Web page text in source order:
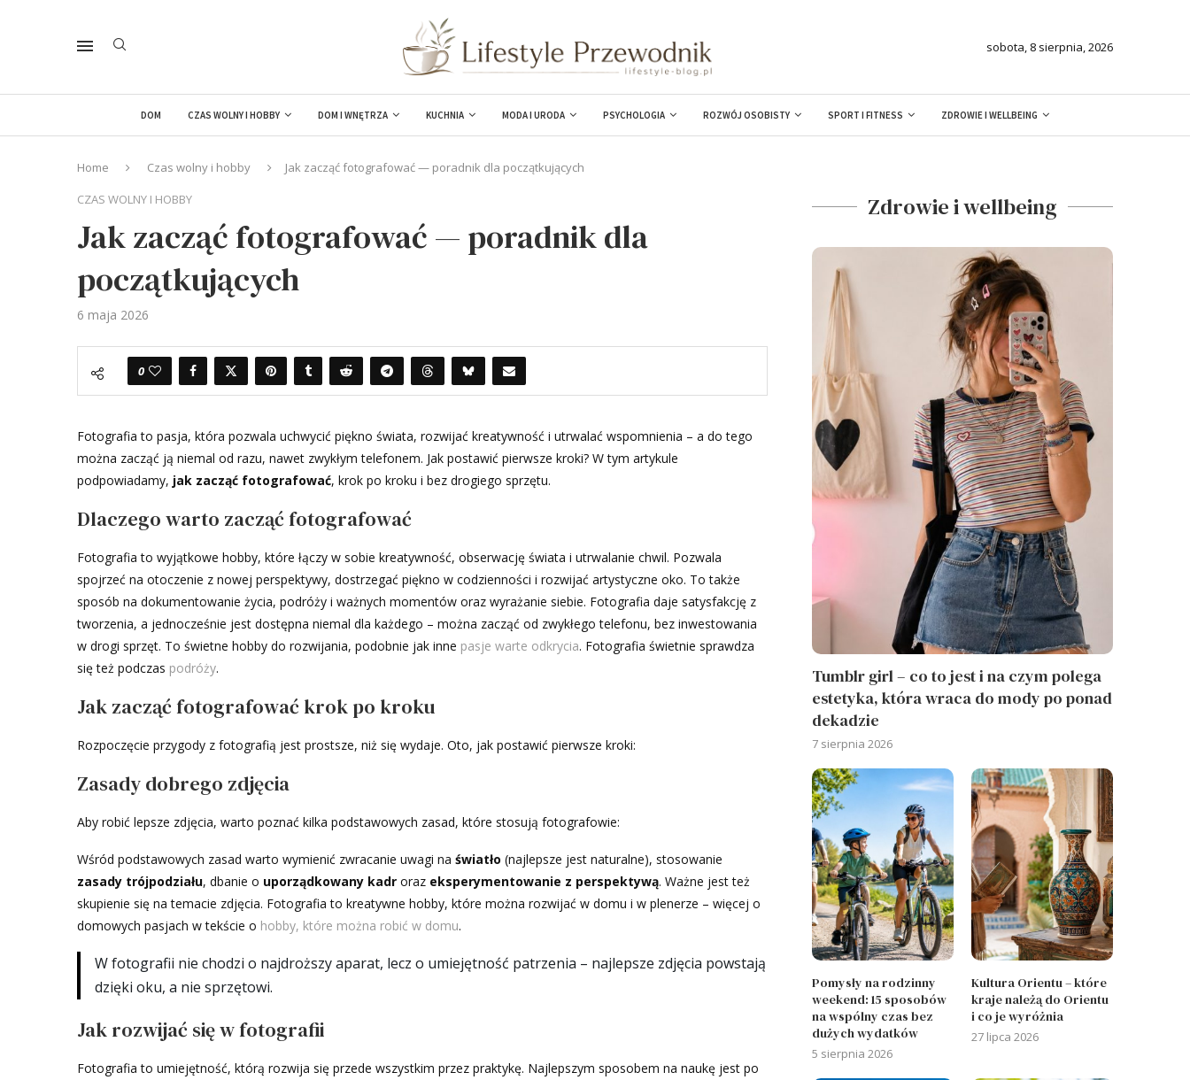
sobota, 8 sierpnia, 2026
DOM CZAS WOLNY I HOBBY DOM I WNĘTRZA KUCHNIA MODA I URODA PSYCHOLOGIA ROZWÓJ OSOBISTY SPORT I FITNESS ZDROWIE I WELLBEING
Home Czas wolny i hobby
Jak zacząć fotografować — poradnik dla początkujących
CZAS WOLNY I HOBBY
Jak zacząć fotografować — poradnik dla
początkujących
6 maja 2026
0
Fotografia to pasja, która pozwala uchwycić piękno świata, rozwijać kreatywność i utrwalać wspomnienia – a do tego
można zacząć ją niemal od razu, nawet zwykłym telefonem. Jak postawić pierwsze kroki? W tym artykule
podpowiadamy, jak zacząć fotografować, krok po kroku i bez drogiego sprzętu.
Dlaczego warto zacząć fotografować
Fotografia to wyjątkowe hobby, które łączy w sobie kreatywność, obserwację świata i utrwalanie chwil. Pozwala
spojrzeć na otoczenie z nowej perspektywy, dostrzegać piękno w codzienności i rozwijać artystyczne oko. To także
sposób na dokumentowanie życia, podróży i ważnych momentów oraz wyrażanie siebie. Fotografia daje satysfakcję z
tworzenia, a jednocześnie jest dostępna niemal dla każdego – można zacząć od zwykłego telefonu, bez inwestowania
w drogi sprzęt. To świetne hobby do rozwijania, podobnie jak inne pasje warte odkrycia. Fotografia świetnie sprawdza
się też podczas podróży.
Jak zacząć fotografować krok po kroku
Rozpoczęcie przygody z fotografią jest prostsze, niż się wydaje. Oto, jak postawić pierwsze kroki:
Zasady dobrego zdjęcia
Aby robić lepsze zdjęcia, warto poznać kilka podstawowych zasad, które stosują fotografowie:
Wśród podstawowych zasad warto wymienić zwracanie uwagi na światło (najlepsze jest naturalne), stosowanie
zasady trójpodziału, dbanie o uporządkowany kadr oraz eksperymentowanie z perspektywą. Ważne jest też
skupienie się na temacie zdjęcia. Fotografia to kreatywne hobby, które można rozwijać w domu i w plenerze – więcej o
domowych pasjach w tekście o hobby, które można robić w domu.
W fotografii nie chodzi o najdroższy aparat, lecz o umiejętność patrzenia – najlepsze zdjęcia powstają
dzięki oku, a nie sprzętowi.
Jak rozwijać się w fotografii
Fotografia to umiejętność, którą rozwija się przede wszystkim przez praktykę. Najlepszym sposobem na naukę jest po
Zdrowie i wellbeing
Tumblr girl – co to jest i na czym polega
estetyka, która wraca do mody po ponad
dekadzie
7 sierpnia 2026
Pomysły na rodzinny
weekend: 15 sposobów
na wspólny czas bez
dużych wydatków
5 sierpnia 2026
Kultura Orientu – które
kraje należą do Orientu
i co je wyróżnia
27 lipca 2026